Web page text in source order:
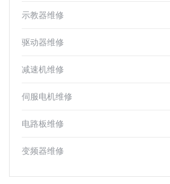
示教器维修
驱动器维修
减速机维修
伺服电机维修
电路板维修
变频器维修